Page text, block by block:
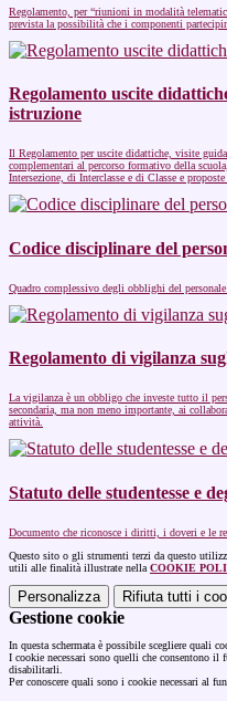
Regolamento, per “riunioni in modalità
prevista la possibilità che i componenti
Regolamento uscite
istruzione
Il Regolamento per uscite didattiche, visite
complementari al percorso formativo della
Intersezione, di Interclasse e di Classe e
Codice disciplinare del
Quadro complessivo degli obblighi del personale
Regolamento di vigilanza
La vigilanza è un obbligo che investe tutto il
secondaria, ma non meno importante, ai
attività.
Statuto delle studentesse e
Documento che riconosce i diritti, i doveri e le
Questo sito o gli strumenti terzi da questo
utili alle finalità illustrate nella COOKIE
Personalizza Rifiuta tutti i
Gestione cookie
In questa schermata è possibile scegliere quali
I cookie necessari sono quelli che consentono il
disabilitarli.
Per conoscere quali sono i cookie necessari al